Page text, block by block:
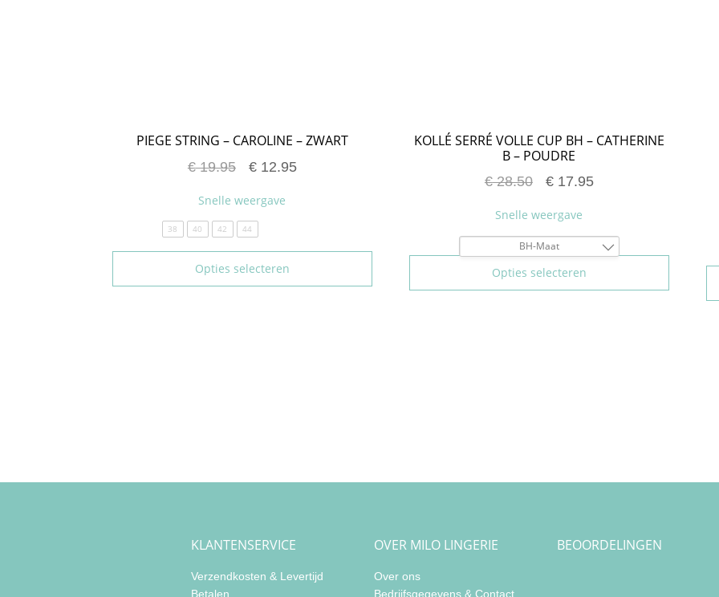
PIEGE STRING – CAROLINE – ZWART
€19.95 €12.95
Opties selecteren
Snelle weergave
38 40 42 44
KOLLÉ SERRÉ VOLLE CUP BH – CATHERINE
B – POUDRE
€28.50 € 17.95
Opties selecteren
Snelle weergave
BH-Maat
95E
105E
KLANTENSERVICE
Verzendkosten & Levertijd
Betalen
OVER MILO LINGERIE
Over ons
Bedrijfsgegevens & Contact
BEOORDELINGEN